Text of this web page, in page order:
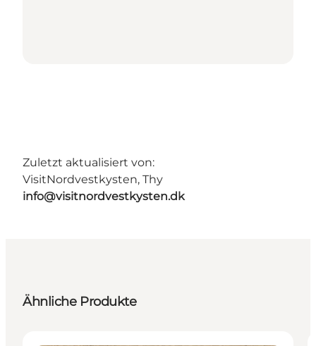
Zuletzt aktualisiert von:
VisitNordvestkysten, Thy
info@visitnordvestkysten.dk
Ähnliche Produkte